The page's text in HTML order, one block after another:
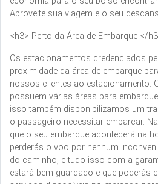
Aproveite sua viagem e o seu
<h3> Perto da Área de Embarque </
Os estacionamentos credenciados
proximidade da área de embarque
nossos clientes ao estacionamento.
possuem várias áreas para
isso também disponibilizamos um
o passageiro necessitar embarcar.
que o seu embarque acontecerá na
perderás o voo por nenhum
do caminho, e tudo isso com a
estará bem guardado e que poderás